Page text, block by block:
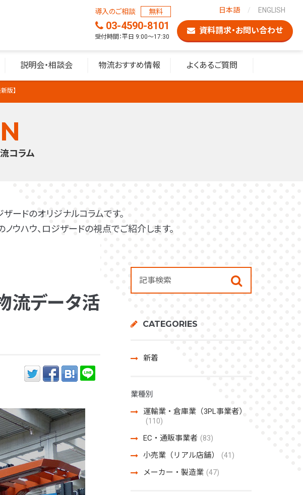
説明会・相談会 物流おすすめ情報 よくあるご質問
日本語 ENGLISH
導入のご相談 無料
03-4590-8101
受付時間：平日 9:00〜17:30
資料請求・お問い合わせ
版】
コラム
ードのオリジナルコラムです。
ハウ、ロジザードの視点でご紹介します。
流データ活
CATEGORIES
新着
業種別
運輸業・倉庫業（3PL事業者）
(110)
EC・通販事業者 (83)
小売業（リアル店舗） (41)
メーカー・製造業 (47)